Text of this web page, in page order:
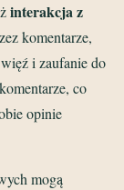
interakcja z
komentarze,
i zaufanie do
co
opinie
mogą